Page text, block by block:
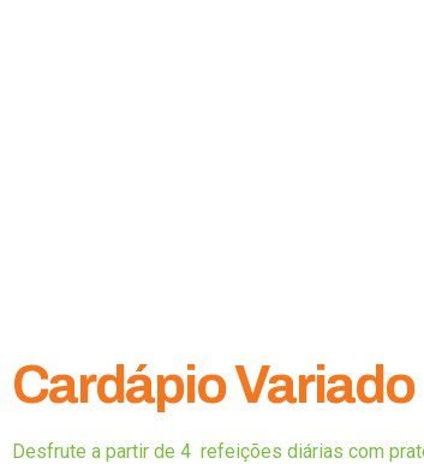
Cardápio Variado
Desfrute a partir de 4 refeições diárias com